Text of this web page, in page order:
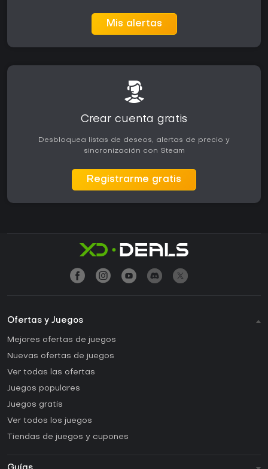
Mis alertas
Crear cuenta gratis
Desbloquea listas de deseos, alertas de precio y
sincronización con Steam
Registrarme gratis
Ofertas y Juegos
Mejores ofertas de juegos
Nuevas ofertas de juegos
Ver todas las ofertas
Juegos populares
Juegos gratis
Ver todos los juegos
Tiendas de juegos y cupones